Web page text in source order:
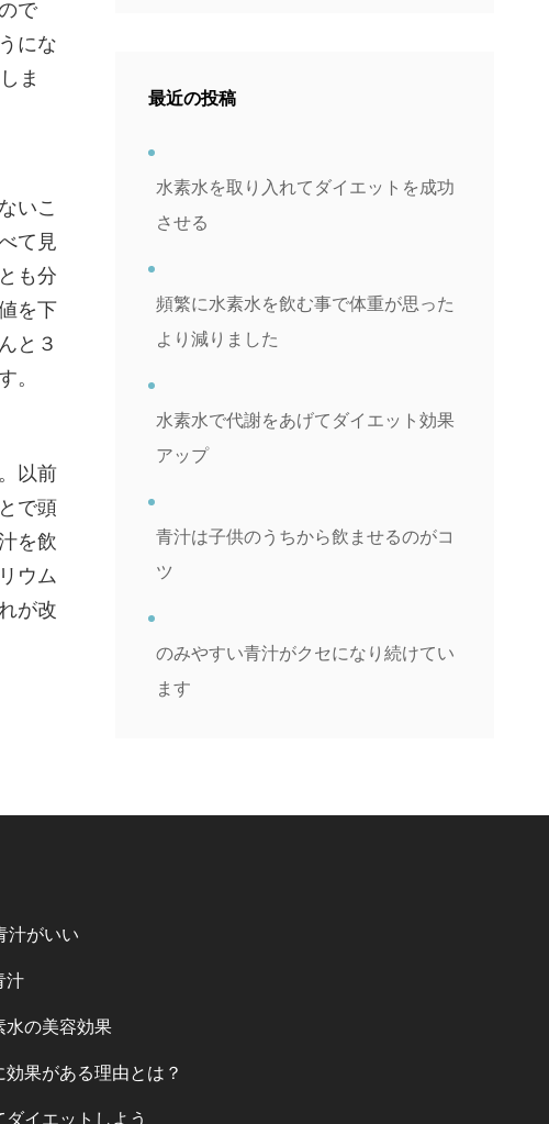
で
にな
ま
いこ
て見
も分
を下
と３
。
以前
で頭
を飲
ウム
が改
最近の投稿
水素水を取り入れてダイエットを成功
させる
頻繁に水素水を飲む事で体重が思った
より減りました
水素水で代謝をあげてダイエット効果
アップ
青汁は子供のうちから飲ませるのがコ
ツ
のみやすい青汁がクセになり続けてい
ます
汁がいい
汁
水の美容効果
果がある理由とは？
イエットしよう